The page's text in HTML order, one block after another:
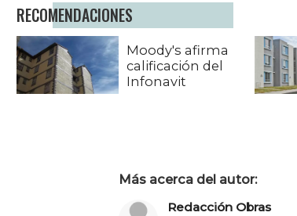
RECOMENDACIONES
Moody's afirma
calificación del
Infonavit
Más acerca del autor:
Redacción Obras